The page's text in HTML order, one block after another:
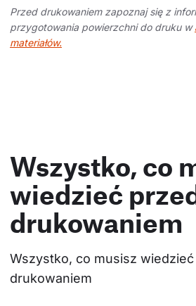
Przed drukowaniem zapoznaj się z
przygotowania powierzchni do druku w
materiałów.
Wszystko, co
wiedzieć
drukowaniem
Wszystko, co musisz
drukowaniem